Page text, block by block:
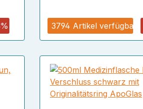
3794 Artikel verfügbar